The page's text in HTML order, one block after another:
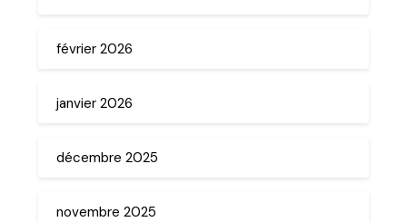
février 2026
janvier 2026
décembre 2025
novembre 2025